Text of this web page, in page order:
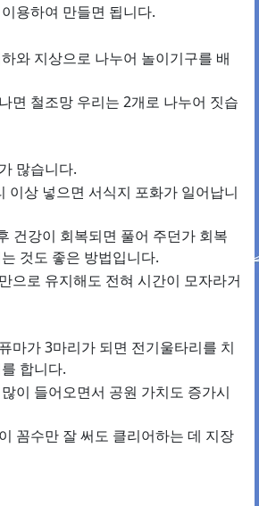
용하여 만들면 됩니다.
와 지상으로 나누어 놀이기구를 배
면 철조망 우리는 2개로 나누어 짓습
많습니다.
이상 넣으면 서식지 포화가 일어납니
건강이 회복되면 풀어 주던가 회복
것도 좋은 방법입니다.
으로 유지해도 전혀 시간이 모자라거
마가 3마리가 되면 전기울타리를 치
합니다.
이 들어오면서 공원 가치도 증가시
꼼수만 잘 써도 클리어하는 데 지장